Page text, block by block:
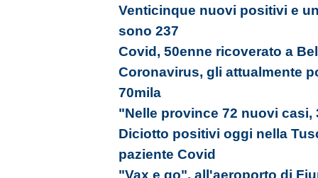
Venticinque nuovi positivi e
sono 237
Covid, 50enne ricoverato a
Coronavirus, gli attualmente
70mila
"Nelle province 72 nuovi casi,
Diciotto positivi oggi nella
paziente Covid
"Vax e go", all'aeroporto di